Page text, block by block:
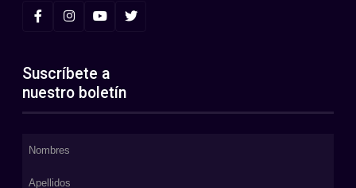
Suscríbete a
nuestro boletín